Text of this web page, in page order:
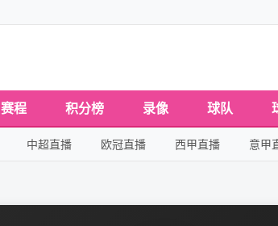
赛程 积分榜 录像 球队
中超直播 欧冠直播 西甲直播 意甲